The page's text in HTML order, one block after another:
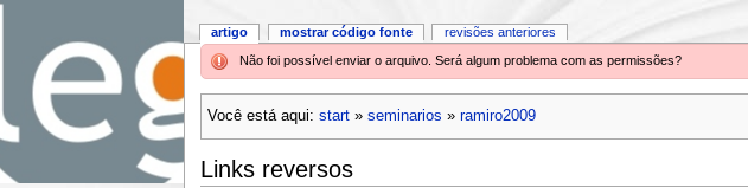
Não foi possível enviar o arquivo. Será algum problema com as permissões?
Você está aqui: start» seminarios » ramiro2009
Links reversos
artigo mostrar código fonte revisões anteriores